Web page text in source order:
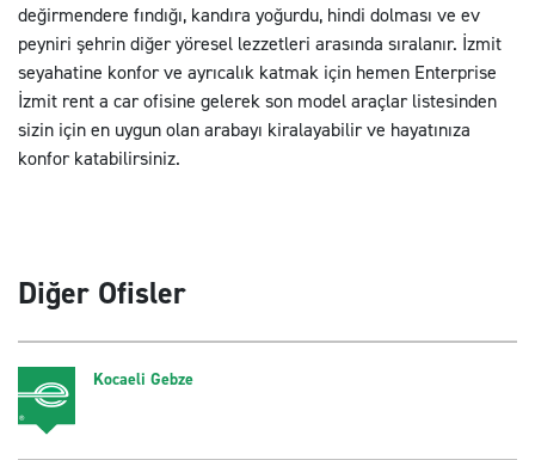
değirmendere fındığı, kandıra yoğurdu, hindi dolması ve ev
peyniri şehrin diğer yöresel lezzetleri arasında sıralanır. İzmit
seyahatine konfor ve ayrıcalık katmak için hemen Enterprise
İzmit rent a car ofisine gelerek son model araçlar listesinden
sizin için en uygun olan arabayı kiralayabilir ve hayatınıza
konfor katabilirsiniz.
Diğer Ofisler
Kocaeli Gebze